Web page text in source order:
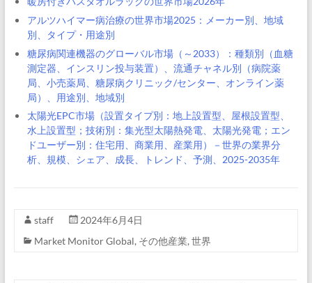
アルツハイマー病治療の世界市場2025：メーカー別、地域
別、タイプ・用途別
糖尿病関連機器のグローバル市場（～2033）：種類別（血糖
測定器、インスリン投与装置）、流通チャネル別（病院薬
局、小売薬局、糖尿病クリニック/センター、オンライン薬
局）、用途別、地域別
太陽光EPC市場（設置タイプ別：地上設置型、屋根設置型、
水上設置型；技術別：集光型太陽熱発電、太陽光発電；エン
ドユーザー別：住宅用、商業用、産業用）－世界の業界分
析、規模、シェア、成長、トレンド、予測、2025-2035年
staff
2024年6月4日
Market Monitor Global, その他産業, 世界